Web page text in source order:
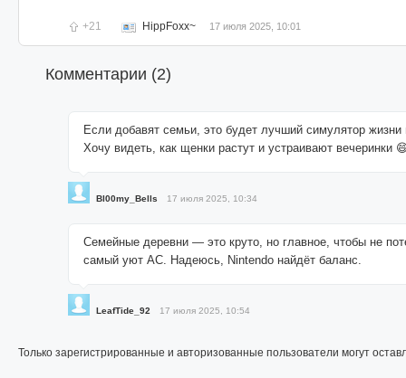
+21 HippFoxx~ 17 июля 2025, 10:01
Комментарии (2)
Если добавят семьи, это будет лучший симулятор жизни
Хочу видеть, как щенки растут и устраивают вечеринки
Bl00my_Bells 17 июля 2025, 10:34
Семейные деревни — это круто, но главное, чтобы не
самый уют AC. Надеюсь, Nintendo найдёт баланс.
LeafTide_92 17 июля 2025, 10:54
Только зарегистрированные и авторизованные пользователи могут